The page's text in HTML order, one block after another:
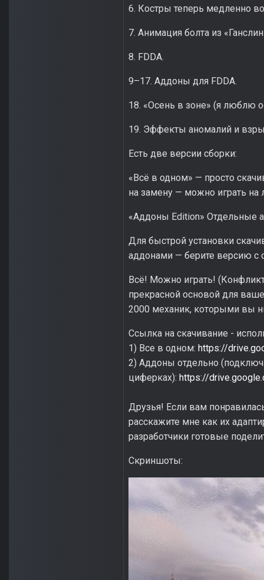
6. Костры теперь медленно
7. Анимация болта из
8. FDDA.
9–17. Аддоны для FDDA.
18. «Осень в зоне» (я люблю
19. Эффекты аномалий и
Есть две версии сборки:
«Всё в одном» — просто
на замену — можно играть
«Аддоны Edition» Отдельные
Для быстрой установки
аддонами — берите версию с
Всё! Можно играть!
прекрасной основой для
2000 механик, которыми вы
Ссылка на скачивание -
1) Все в одном: https://
2) Аддоны отдельно
циферках): https://
Друзья! Если вам
расскажите мне как их
разработчики готовые
Скриншоты: